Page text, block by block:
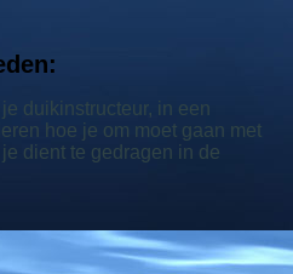
duikinstructeur, in een
hoe je om moet gaan met
dient te gedragen in de